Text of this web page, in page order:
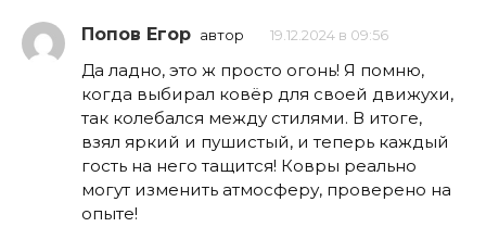
Попов Егор автор 19.12.2024 в 09:56
Да ладно, это ж просто огонь! Я помню,
когда выбирал ковёр для своей движухи,
так колебался между стилями. В итоге,
взял яркий и пушистый, и теперь каждый
гость на него тащится! Ковры реально
могут изменить атмосферу, проверено на
опыте!